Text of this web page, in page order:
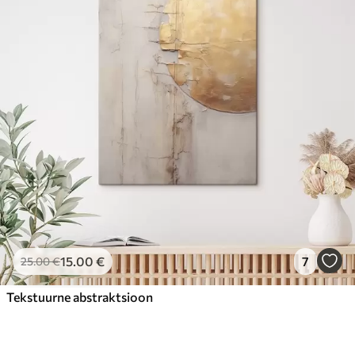
25.00€15.00 € 7
Tekstuurne abstraktsioon